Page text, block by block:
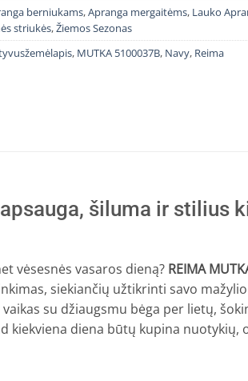
berniukams,Apranga mergaitėms, Lauko
striukės,Žiemos Sezonas
, MUTKA 5100037B, Navy, Reima
šiluma ir stilius
vėsesnės vasaros dieną? REIMA
siekiančių užtikrinti savo
su džiaugsmu bėga per lietų,
kiekviena diena būtų kupina nuotykių,